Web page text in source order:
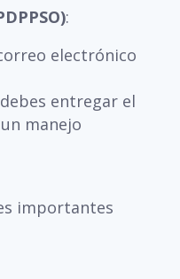
:
electrónico
entregar el
manejo
importantes